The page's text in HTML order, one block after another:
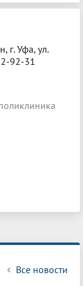
г. Уфа, ул.
92-31
Все новости